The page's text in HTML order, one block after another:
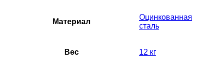
Материал
Оцинкованная
сталь
Вес 12 кг